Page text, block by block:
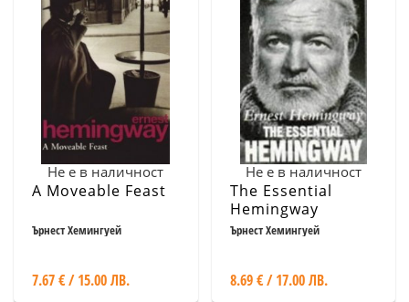
Не е в наличност
A Moveable Feast
Ърнест Хемингуей
7.67 € / 15.00 ЛВ.
Не е в наличност
The Essential
Hemingway
Ърнест Хемингуей
8.69 € / 17.00 ЛВ.